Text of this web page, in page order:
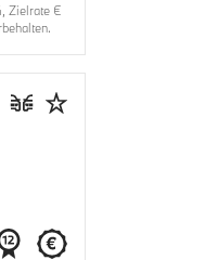
Zielrate €